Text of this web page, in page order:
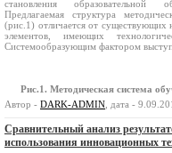
становления образовательной
Предлагаемая структура
(рис.1) отличается от существующих
элементов, имеющих
Системообразующим фактором
Рис.1. Методическая система
Автор - DARK-ADMIN , дата -
Сравнительный анализ
использования инновационных